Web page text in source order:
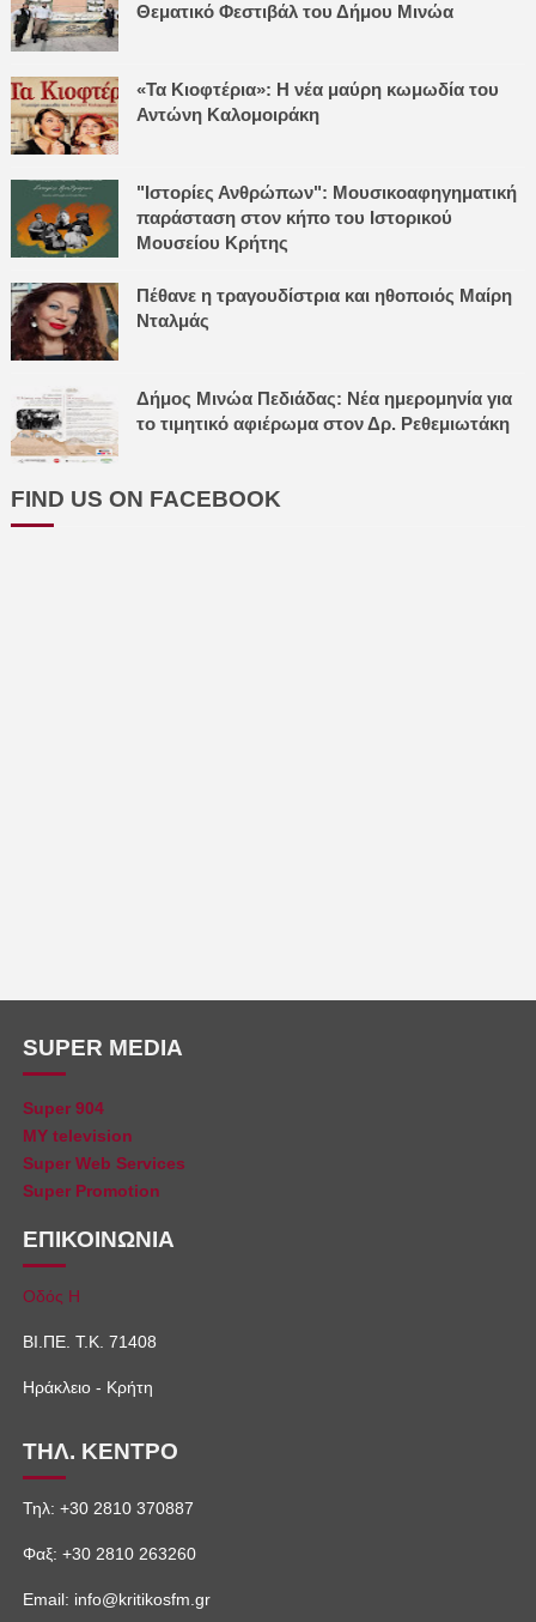
Θεματικό Φεστιβάλ του Δήμου Μινώα
«Τα Κιοφτέρια»: Η νέα μαύρη κωμωδία του
Αντώνη Καλομοιράκη
"Ιστορίες Ανθρώπων": Μουσικοαφηγηματική
παράσταση στον κήπο του Ιστορικού
Μουσείου Κρήτης
Πέθανε η τραγουδίστρια και ηθοποιός Μαίρη
Νταλμάς
Δήμος Μινώα Πεδιάδας: Νέα ημερομηνία για
το τιμητικό αφιέρωμα στον Δρ. Ρεθεμιωτάκη
FIND US ON FACEBOOK
SUPER MEDIA
Super 904
MY television
Super Web Services
Super Promotion
ΕΠΙΚΟΙΝΩΝΙΑ
Οδός Η
ΒΙ.ΠΕ. Τ.Κ. 71408
Ηράκλειο - Κρήτη
ΤΗΛ. ΚΕΝΤΡΟ
Τηλ: +30 2810 370887
Φαξ: +30 2810 263260
Email: info@kritikosfm.gr